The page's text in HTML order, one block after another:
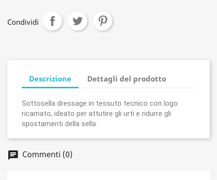
Condividi
Descrizione Dettagli del prodotto
Sottosella dressage in tessuto tecnico con logo
ricamato, ideato per attutire gli urti e ridurre gli
spostamenti della sella.
Commenti (0)